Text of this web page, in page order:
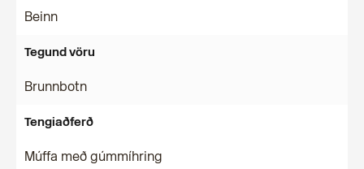
Beinn
Tegund vöru
Brunnbotn
Tengiaðferð
Múffa með gúmmíhring